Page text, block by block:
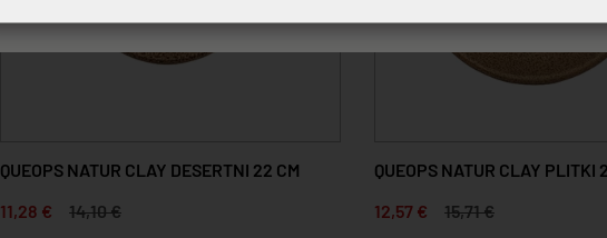
QUEOPS NATUR CLAY DESERTNI 22 CM
11,28 €
14,10 €
QUEOPS NATUR CLAY PLITKI
12,57 €
15,71 €